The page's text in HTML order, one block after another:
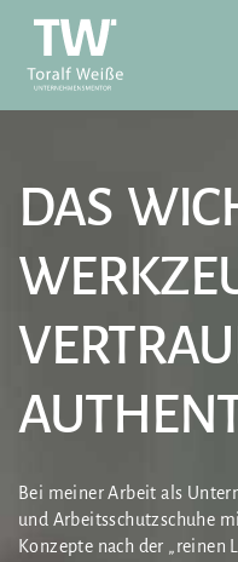
DAS
Bei meiner Arbeit als
und Arbeitsschutzschuhe
Konzepte nach der „reinen